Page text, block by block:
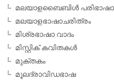
മലയാളബൈബിള്‍
മലയാളഭാഷാചരിത്രം
മിശ്രഭാഷാ വാദം
മിസ്റ്റിക് കവിതകള്‍
മുക്തകം
മൂലദ്രാവിഡഭാഷ